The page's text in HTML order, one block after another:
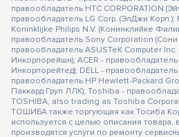
правообладатель HTC CORPORATION
правообладатель LG Corp. (ЭлДжи
Koninklijke Philips N.V. (Конинклийке
правообладатель Sony Corporation
правообладатель ASUSTeK Computer
Инкорпорейшн); ACER -
Инкорпорейтед); DELL -
правообладатель HP Hewlett-Packard
Паккард Груп ЛЛК); Toshiba -
TOSHIBA, also trading as Toshiba
ТОШИБА также торгующая как Тосиба
используется с целью описания
производятся услуги по ремонту